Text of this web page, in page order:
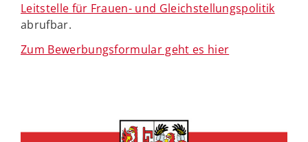
Leitstelle für Frauen- und Gleichstellungspolitik
abrufbar.
Zum Bewerbungsformular geht es hier